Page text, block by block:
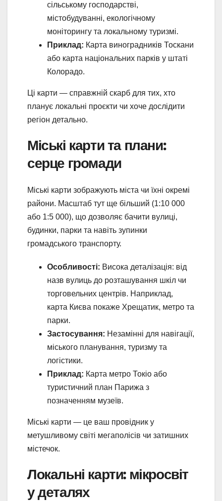
сільському господарстві,
містобудуванні, екологічному
моніторингу та локальному туризмі.
Приклад: Карта виноградників Тоскани
або карта національних парків у штаті
Колорадо.
Ці карти — справжній скарб для тих, хто
планує локальні проєкти чи хоче дослідити
регіон детально.
Міські карти та плани:
серце громади
Міські карти зображують міста чи їхні окремі
райони. Масштаб тут ще більший (1:10 000
або 1:5 000), що дозволяє бачити вулиці,
будинки, парки та навіть зупинки
громадського транспорту.
Особливості: Висока деталізація: від
назв вулиць до розташування шкіл чи
торговельних центрів. Наприклад,
карта Києва покаже Хрещатик, метро та
парки.
Застосування: Незамінні для навігації,
міського планування, туризму та
логістики.
Приклад: Карта метро Токіо або
туристичний план Парижа з
позначенням музеїв.
Міські карти — це ваш провідник у
метушливому світі мегаполісів чи затишних
містечок.
Локальні карти: мікросвіт
у деталях